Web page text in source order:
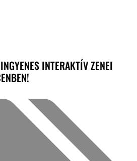
INTERAKTÍV ZENEI